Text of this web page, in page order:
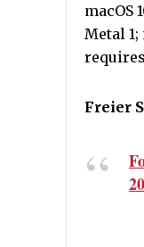
macOS
Metal 1;
requires
Freier